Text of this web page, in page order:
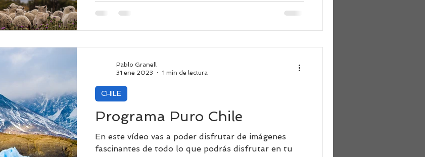
Programa Puro Chile
En este vídeo vas a poder disfrutar de imágenes
fascinantes de todo lo que podrás disfrutar en tu
CHILE
Pablo Granell
31 ene 2023
1 min de lectura